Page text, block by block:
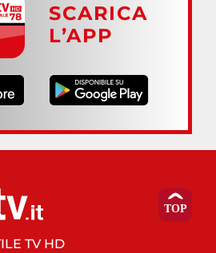
SCARICA
L’APP
TV HD